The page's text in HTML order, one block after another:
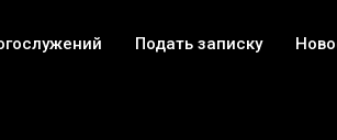
Подать записку